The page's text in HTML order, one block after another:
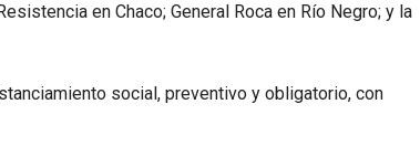
en Chaco; General Roca en Río Negro; y la
social, preventivo y obligatorio, con